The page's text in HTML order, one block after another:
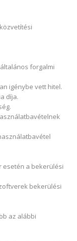
forgalmi
igénybe vett hitel.
díja.
esetén a bekerülési
bekerülési
az alábbi